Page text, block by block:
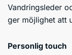
Vandringsleder
ger möjlighet att
Personlig touch